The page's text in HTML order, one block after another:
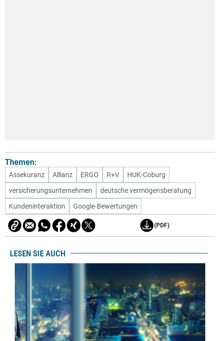
Themen:
Assekuranz Allianz ERGO R+V
HUK-Coburg
versicherungsunternehmen
deutsche vermögensberatung
Kundeninteraktion
Google-Bewertungen
(PDF)
LESEN SIE AUCH